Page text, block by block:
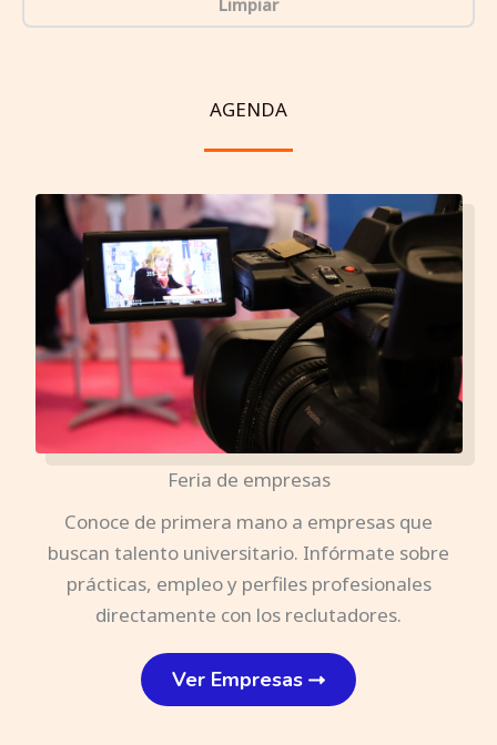
AGENDA
Feria de empresas
Conoce de primera mano a empresas que
buscan talento universitario. Infórmate sobre
prácticas, empleo y perfiles profesionales
directamente con los reclutadores.
Ver Empresas